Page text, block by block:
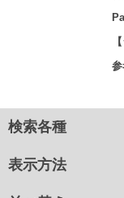
検索各種
表示方法